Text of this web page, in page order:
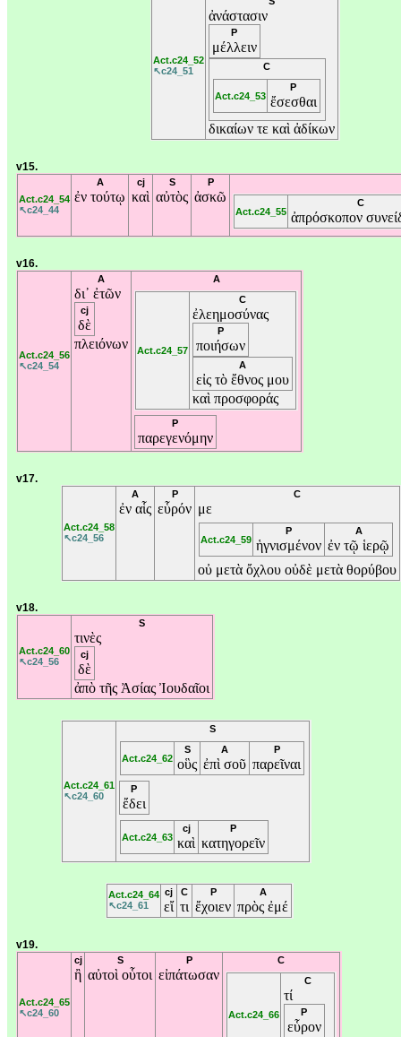
Act.c24_52
↖c24_51
ἀνάστασιν
P
μέλλειν
C
Act.c24_53
P
ἔσεσθαι
δικαίων τε καὶ ἀδίκων
v15.
Act.c24_54
↖c24_44
A
ἐν τούτῳ
cj
καὶ
S
αὐτὸς
P
ἀσκῶ
Act.c24_55
C
ἀπρόσκοπον
v16.
Act.c24_56
↖c24_54
A
δι᾽ ἐτῶν
cj
δὲ
πλειόνων
A
Act.c24_57
C
ἐλεημοσύνας
P
ποιήσων
A
εἰς τὸ ἔθνος μου
καὶ προσφοράς
P
παρεγενόμην
v17.
Act.c24_58
↖c24_56
A
ἐν αἷς
P
εὗρόν
C
με
Act.c24_59
P
ἡγνισμένον
A
ἐν τῷ ἱερῷ
οὐ μετὰ ὄχλου οὐδὲ μετὰ θορύβου
v18.
Act.c24_60
↖c24_56
S
τινὲς
cj
δὲ
ἀπὸ τῆς Ἀσίας Ἰουδαῖοι
Act.c24_61
↖c24_60
S
Act.c24_62
S
οὓς
A
ἐπὶ σοῦ
P
παρεῖναι
P
ἔδει
Act.c24_63
cj
καὶ
P
κατηγορεῖν
Act.c24_64
↖c24_61
cj
εἴ
C
τι
P
ἔχοιεν
A
πρὸς ἐμέ
v19.
Act.c24_65
↖c24_60
cj
ἢ
S
αὐτοὶ οὗτοι
P
εἰπάτωσαν
C
Act.c24_66
C
τί
P
εὗρον